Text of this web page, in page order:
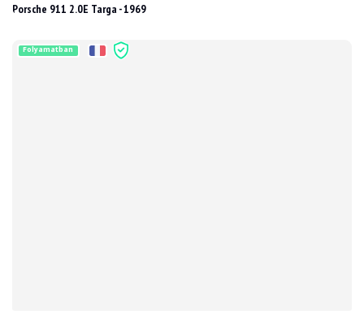
Porsche 911 2.0E Targa - 1969
Folyamatban